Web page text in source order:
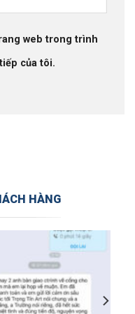
web trong trình
của tôi.
HÀNG